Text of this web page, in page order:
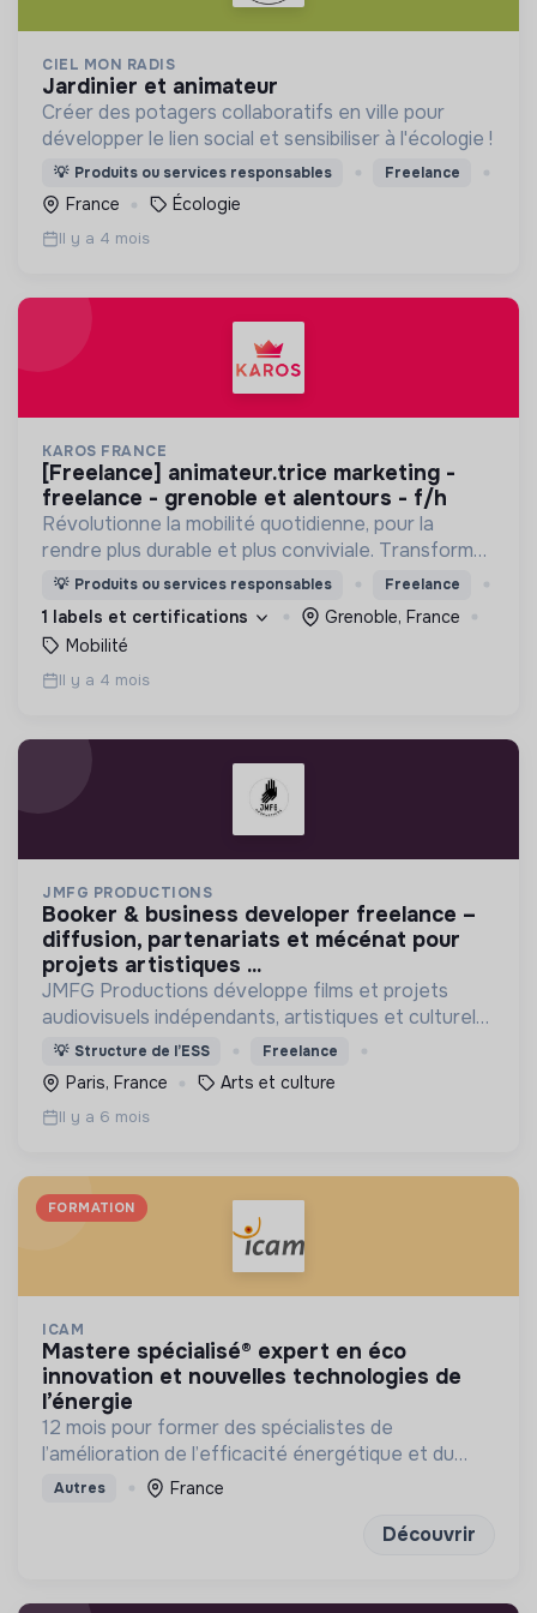
CIEL MON RADIS
jardinier et animateur
Créer des potagers collaboratifs en ville pour
développer le lien social et sensibiliser à l'écologie !
💡 Produits ou services responsables Freelance
France Écologie
Il y a 4 mois
KAROS FRANCE
[freelance] animateur.trice marketing -
freelance - grenoble et alentours - f/h
Révolutionne la mobilité quotidienne, pour la
rendre plus durable et plus conviviale. Transformer
les sièges vides dans les voitures individuelles en
de véritables réseaux de transport collectifs.
💡 Produits ou services responsables Freelance
1 labels et certifications
Grenoble, France
Mobilité
Il y a 4 mois
JMFG PRODUCTIONS
booker & business developer freelance –
diffusion, partenariats et mécénat pour
projets artistiques ...
JMFG Productions développe films et projets
audiovisuels indépendants, artistiques et culturels.
Engagée dans l’ESS, elle soutient la création, la
culture et des projets porteurs de sens.
💡 Structure de l’ESS Freelance
Paris, France Arts et culture
Il y a 6 mois
FORMATION
ICAM
mastere spécialisé® expert en éco
innovation et nouvelles technologies de
l’énergie
12 mois pour former des spécialistes de
l’amélioration de l’efficacité énergétique et du
développement des énergies renouvelables
Autres France
Découvrir